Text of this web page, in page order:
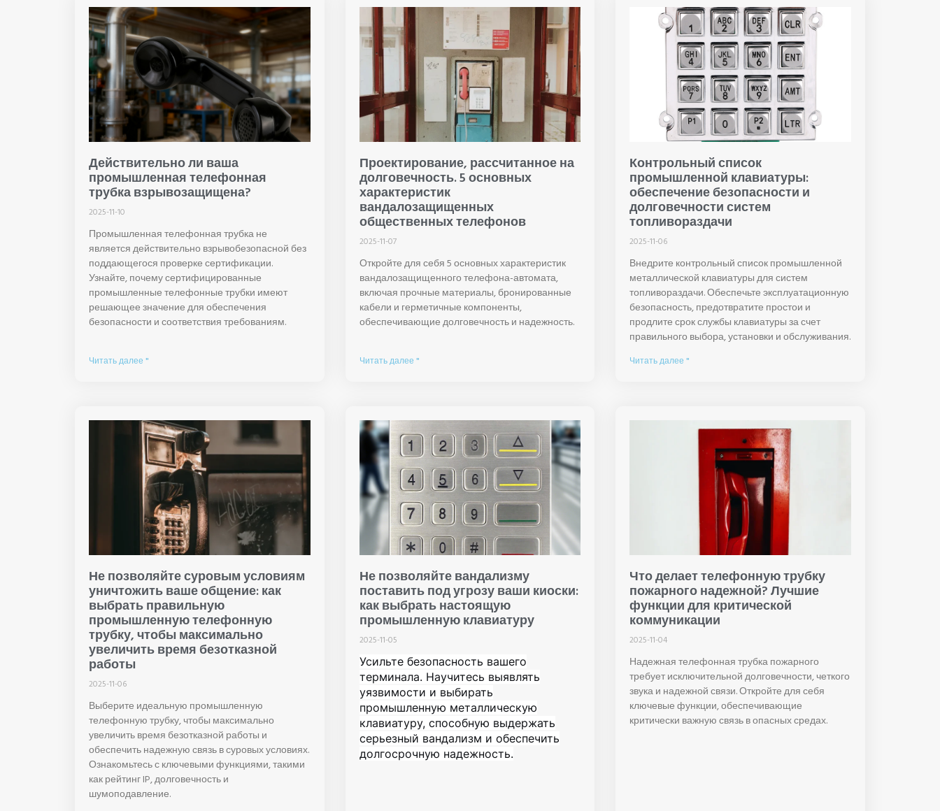
Действительно ли ваша
промышленная телефонная
трубка взрывозащищена?
2025-11-10
Промышленная телефонная трубка не
является действительно взрывобезопасной без
поддающегося проверке сертификации.
Узнайте, почему сертифицированные
промышленные телефонные трубки имеют
решающее значение для обеспечения
безопасности и соответствия требованиям.
Читать далее "
Проектирование, рассчитанное на
долговечность. 5 основных
характеристик
вандалозащищенных
общественных телефонов
2025-11-07
Откройте для себя 5 основных характеристик
вандалозащищенного телефона-автомата,
включая прочные материалы, бронированные
кабели и герметичные компоненты,
обеспечивающие долговечность и надежность.
Читать далее "
Контрольный список
промышленной клавиатуры:
обеспечение безопасности и
долговечности систем
топливораздачи
2025-11-06
Внедрите контрольный список промышленной
металлической клавиатуры для систем
топливораздачи. Обеспечьте эксплуатационную
безопасность, предотвратите простои и
продлите срок службы клавиатуры за счет
правильного выбора, установки и обслуживания.
Читать далее "
Не позволяйте суровым условиям
уничтожить ваше общение: как
выбрать правильную
промышленную телефонную
трубку, чтобы максимально
увеличить время безотказной
работы
2025-11-06
Выберите идеальную промышленную
телефонную трубку, чтобы максимально
увеличить время безотказной работы и
обеспечить надежную связь в суровых условиях.
Ознакомьтесь с ключевыми функциями, такими
как рейтинг IP, долговечность и
шумоподавление.
Не позволяйте вандализму
поставить под угрозу ваши киоски:
как выбрать настоящую
промышленную клавиатуру
2025-11-05
Усильте безопасность вашего
терминала. Научитесь выявлять
уязвимости и выбирать
промышленную металлическую
клавиатуру, способную выдержать
серьезный вандализм и обеспечить
долгосрочную надежность.
Что делает телефонную трубку
пожарного надежной? Лучшие
функции для критической
коммуникации
2025-11-04
Надежная телефонная трубка пожарного
требует исключительной долговечности, четкого
звука и надежной связи. Откройте для себя
ключевые функции, обеспечивающие
критически важную связь в опасных средах.